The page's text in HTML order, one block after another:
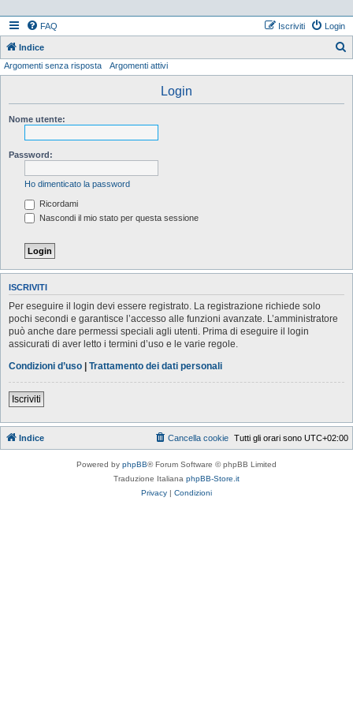
FAQ Login
Iscriviti
Indice
Argomenti senza risposta Argomenti attivi
Login
Nome utente:
Password:
Ho dimenticato la password
Ricordami
Nascondi il mio stato per questa sessione
ISCRIVITI
Per eseguire il login devi essere registrato. La registrazione richiede solo
pochi secondi e garantisce l’accesso alle funzioni avanzate. L’amministratore
può anche dare permessi speciali agli utenti. Prima di eseguire il login
assicurati di aver letto i termini d’uso e le varie regole.
Condizioni d’uso | Trattamento dei dati personali
Iscriviti
Indice Tutti gli orari sono UTC+02:00
Cancella cookie
Powered by phpBB® Forum Software © phpBB Limited
Traduzione Italiana phpBB-Store.it
Privacy | Condizioni